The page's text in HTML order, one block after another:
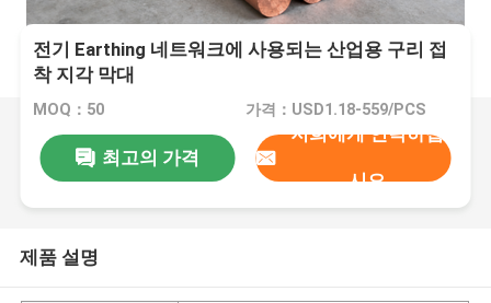
전기 Earthing 네트워크에 사용되는 산업용 구리 접
착 지각 막대
MOQ：50 가격：USD1.18-559/PCS
최고의 가격
저희에게 연락하십
시오
제품 설명